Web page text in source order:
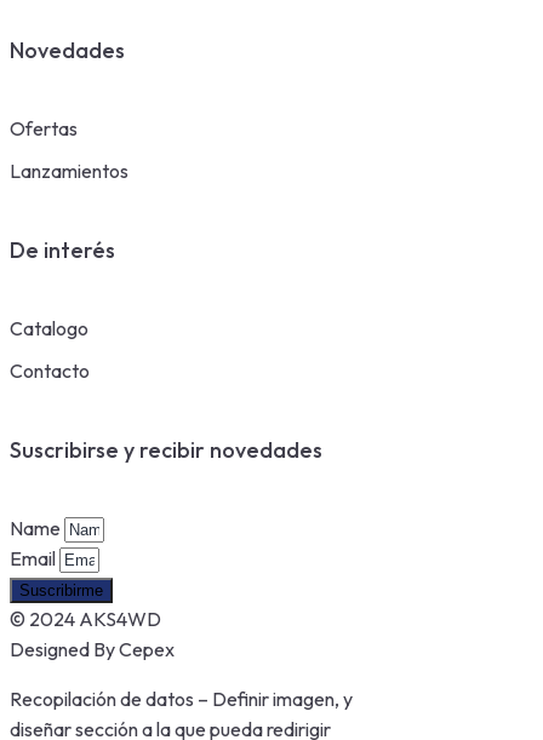
Novedades
Ofertas
Lanzamientos
De interés
Catalogo
Contacto
Suscribirse y recibir novedades
Name
Email
Suscribirme
© 2024 AKS4WD
Designed By Cepex
Recopilación de datos – Definir imagen, y
diseñar sección a la que pueda redirigir